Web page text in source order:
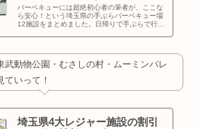
バーベキューには超絶初心者の筆者が、ここな
ら安心！という埼玉県の手ぶらバーベキュー場
12施設をまとめました。日帰りで手ぶらで行け
武動物公園・むさしの村・ムーミンバレ
ていって！
埼玉県4大レジャー施設の割引